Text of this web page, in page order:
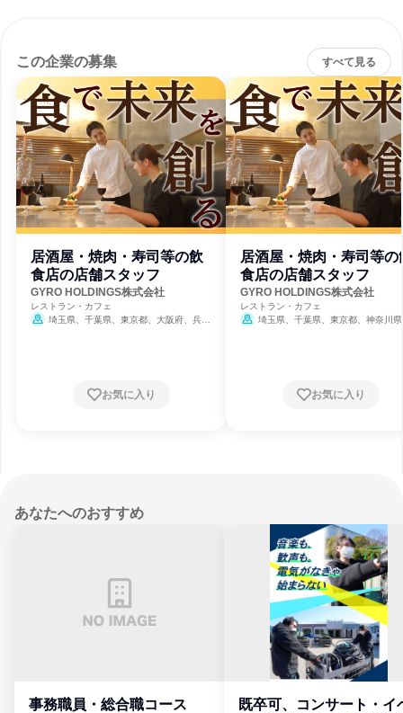
この企業の募集 すべて見る
居酒屋・焼肉・寿司等の飲
食店の店舗スタッフ
GYRO HOLDINGS株式会社
レストラン・カフェ
埼玉県、千葉県、東京都、大阪府、兵庫
お気に入り
居酒屋・焼肉・寿司等の
食店の店舗スタッフ
GYRO HOLDINGS株式会社
レストラン・カフェ
埼玉県、千葉県、東京都、神奈川
お気に入り
あなたへのおすすめ
事務職員・総合職コース
既卒可、コンサート・イ